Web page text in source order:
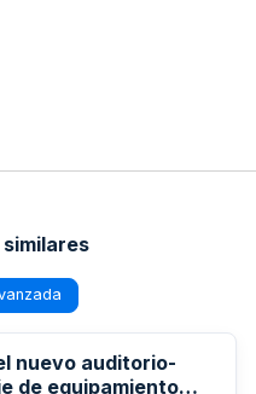
nuevo auditorio-
de equipamiento